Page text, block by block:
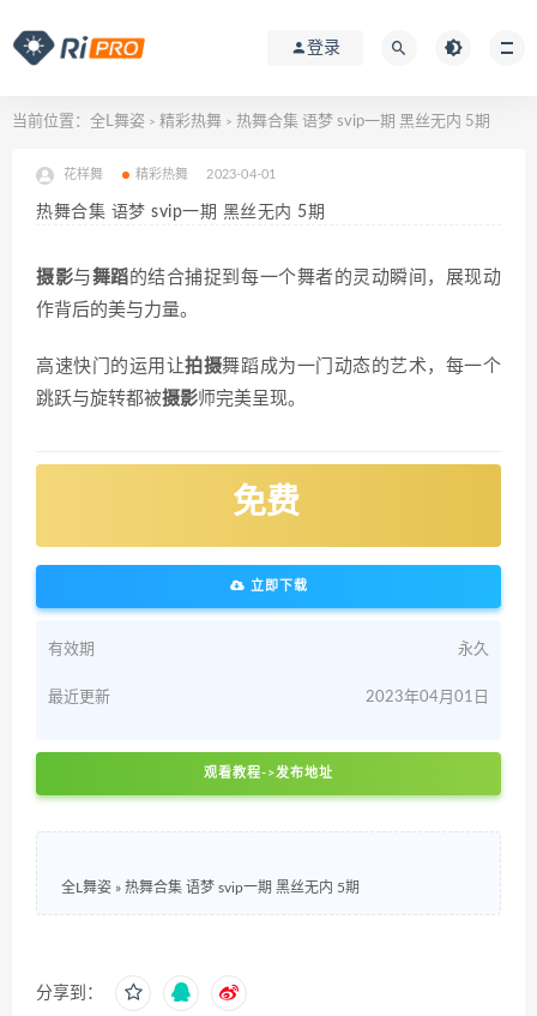
登录
当前位置： 全L舞姿 > 精彩热舞 > 热舞合集 语梦 svip一期 黑丝无内 5期
花样舞 精彩热舞 2023-04-01
热舞合集 语梦 svip一期 黑丝无内 5期
摄影与舞蹈 的结合捕捉到每一个舞者的灵动瞬间，展现动
作背后的美与力量。
高速快门的运用让拍摄舞蹈成为一门动态的艺术，每一个
跳跃与旋转都被摄影师完美呈现。
免费
立即下载
有效期 永久
最近更新 2023年04月01日
观看教程->发布地址
全L舞姿 » 热舞合集 语梦 svip一期 黑丝无内 5期
分享到：